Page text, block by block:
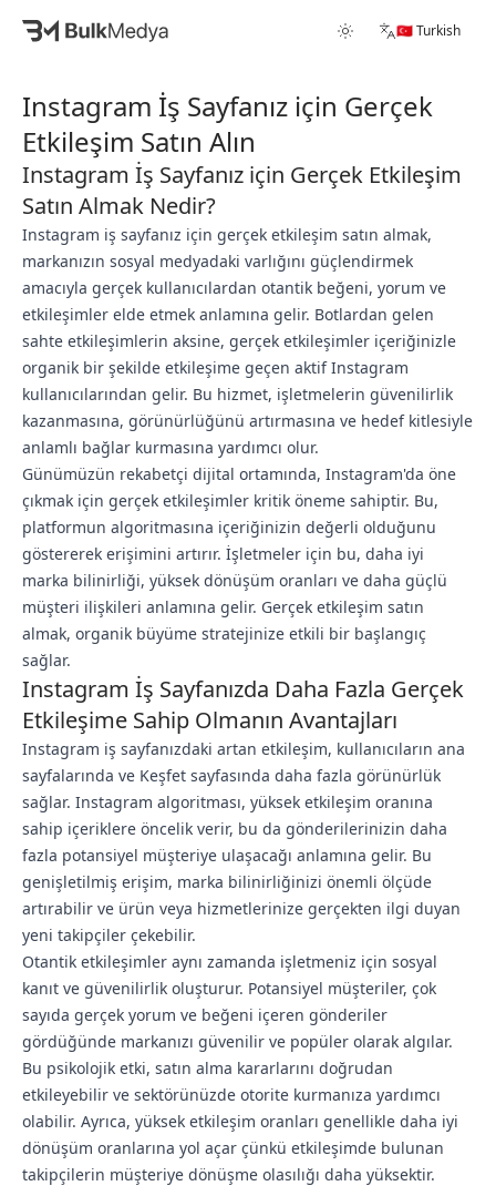
🇹🇷 Turkish
Instagram İş Sayfanız için Gerçek
Etkileşim Satın Alın
Instagram İş Sayfanız için Gerçek Etkileşim
Satın Almak Nedir?
Instagram iş sayfanız için gerçek etkileşim satın almak,
markanızın sosyal medyadaki varlığını güçlendirmek
amacıyla gerçek kullanıcılardan otantik beğeni, yorum ve
etkileşimler elde etmek anlamına gelir. Botlardan gelen
sahte etkileşimlerin aksine, gerçek etkileşimler içeriğinizle
organik bir şekilde etkileşime geçen aktif Instagram
kullanıcılarından gelir. Bu hizmet, işletmelerin güvenilirlik
kazanmasına, görünürlüğünü artırmasına ve hedef kitlesiyle
anlamlı bağlar kurmasına yardımcı olur.
Günümüzün rekabetçi dijital ortamında, Instagram'da öne
çıkmak için gerçek etkileşimler kritik öneme sahiptir. Bu,
platformun algoritmasına içeriğinizin değerli olduğunu
göstererek erişimini artırır. İşletmeler için bu, daha iyi
marka bilinirliği, yüksek dönüşüm oranları ve daha güçlü
müşteri ilişkileri anlamına gelir. Gerçek etkileşim satın
almak, organik büyüme stratejinize etkili bir başlangıç
sağlar.
Instagram İş Sayfanızda Daha Fazla Gerçek
Etkileşime Sahip Olmanın Avantajları
Instagram iş sayfanızdaki artan etkileşim, kullanıcıların ana
sayfalarında ve Keşfet sayfasında daha fazla görünürlük
sağlar. Instagram algoritması, yüksek etkileşim oranına
sahip içeriklere öncelik verir, bu da gönderilerinizin daha
fazla potansiyel müşteriye ulaşacağı anlamına gelir. Bu
genişletilmiş erişim, marka bilinirliğinizi önemli ölçüde
artırabilir ve ürün veya hizmetlerinize gerçekten ilgi duyan
yeni takipçiler çekebilir.
Otantik etkileşimler aynı zamanda işletmeniz için sosyal
kanıt ve güvenilirlik oluşturur. Potansiyel müşteriler, çok
sayıda gerçek yorum ve beğeni içeren gönderiler
gördüğünde markanızı güvenilir ve popüler olarak algılar.
Bu psikolojik etki, satın alma kararlarını doğrudan
etkileyebilir ve sektörünüzde otorite kurmanıza yardımcı
olabilir. Ayrıca, yüksek etkileşim oranları genellikle daha iyi
dönüşüm oranlarına yol açar çünkü etkileşimde bulunan
takipçilerin müşteriye dönüşme olasılığı daha yüksektir.